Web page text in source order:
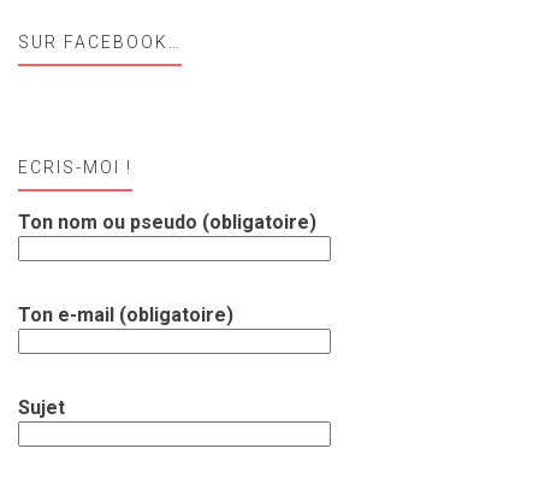
SUR FACEBOOK…
ECRIS-MOI !
Ton nom ou pseudo (obligatoire)
Ton e-mail (obligatoire)
Sujet